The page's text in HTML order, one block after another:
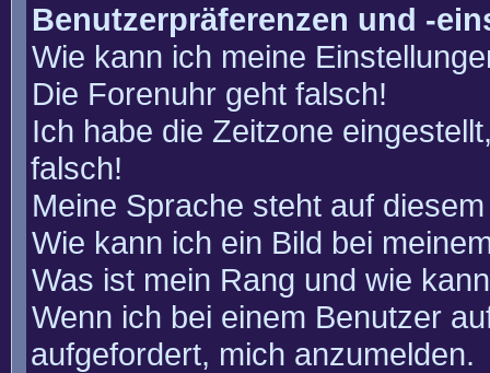
Benutzerpräferenzen und -
Wie kann ich meine
Die Forenuhr geht falsch!
Ich habe die Zeitzone
falsch!
Meine Sprache steht auf
Wie kann ich ein Bild bei
Was ist mein Rang und wie
Wenn ich bei einem Benutzer
aufgefordert, mich anzumelden.